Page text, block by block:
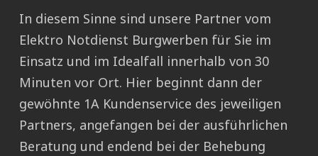
In diesem Sinne sind unsere Partner vom
Elektro Notdienst Burgwerben für Sie im
Einsatz und im Idealfall innerhalb von 30
Minuten vor Ort. Hier beginnt dann der
gewöhnte 1A Kundenservice des jeweiligen
Partners, angefangen bei der ausführlichen
Beratung und endend bei der Behebung